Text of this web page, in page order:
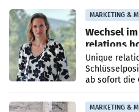
MARKETING &
Wechsel
relations
Unique
ab sofort die
PR-Agentur
Anna Kalina-
MARKETING &